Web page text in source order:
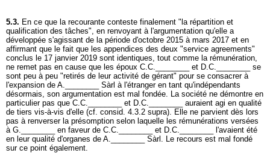
5.3. En ce que la recourante conteste finalement "la répartition et
qualification des tâches", en renvoyant à l'argumentation qu'elle a
développée s'agissant de la période d'octobre 2015 à mars 2017 et en
affirmant que le fait que les appendices des deux "service agreements"
conclus le 17 janvier 2019 sont identiques, tout comme la rémunération,
ne remet pas en cause que les époux C.C.________ et D.C.________ se
sont peu à peu "retirés de leur activité de gérant" pour se consacrer à
l'expansion de A.________ Sàrl à l'étranger en tant qu'indépendants
désormais, son argumentation est mal fondée. La société ne démontre en
particulier pas que C.C.________ et D.C.________ auraient agi en qualité
de tiers vis-à-vis d'elle (cf. consid. 4.3.2 supra). Elle ne parvient dès lors
pas à renverser la présomption selon laquelle les rémunérations versées
à G.________ en faveur de C.C.________ et D.C.________ l'avaient été
en leur qualité d'organes de A.________ Sàrl. Le recours est mal fondé
sur ce point également.